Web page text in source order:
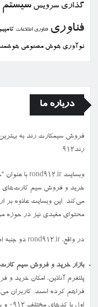
گذاری سرویس سیستم
فناوری فناوری اطلاعات
نوآوری هوش مصنوعی
درباره ما
فروش سیمكارت رند به
رند912
می‌کند. این وبسایت علاوه بر
محتوای مفیدی نیز در حوزه
در واقع، rond912.ir دو جنبه اصلی دارد:
بازار خرید و فروش سیم
پلتفرم آنلاین، امکان خرید
فراهم کرده است. کاربران